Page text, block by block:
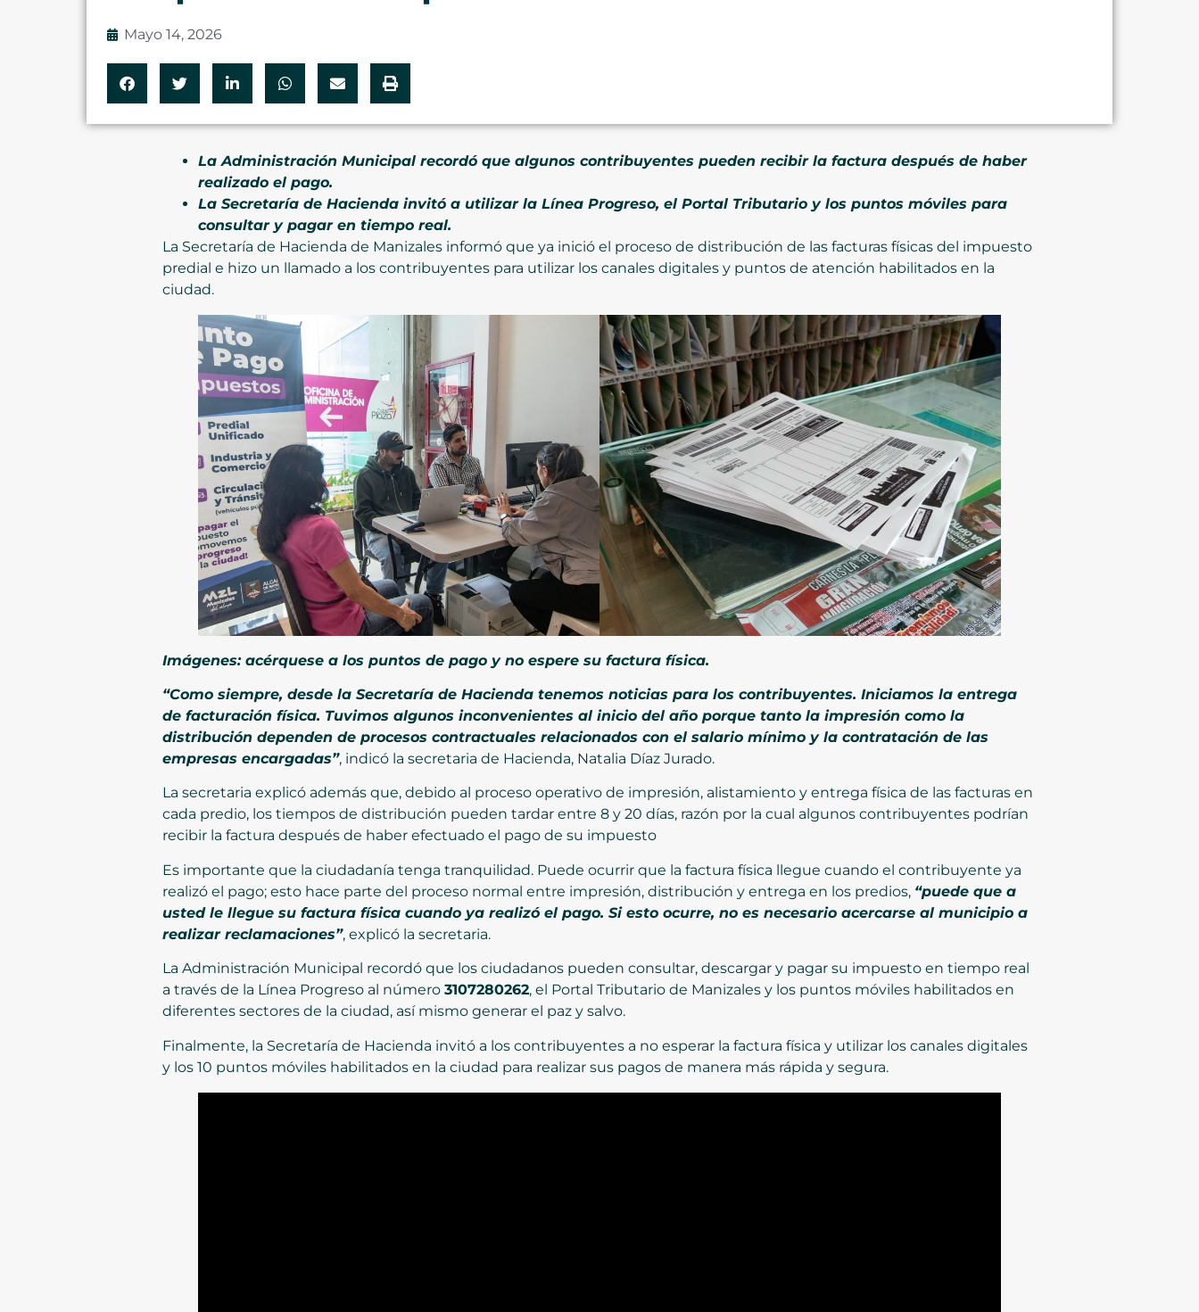
Mayo 14, 2026
La Administración Municipal recordó que algunos contribuyentes pueden recibir la factura después de haber
realizado el pago.
La Secretaría de Hacienda invitó a utilizar la Línea Progreso, el Portal Tributario y los puntos móviles para
consultar y pagar en tiempo real.
La Secretaría de Hacienda de Manizales informó que ya inició el proceso de distribución de las facturas físicas del impuesto
predial e hizo un llamado a los contribuyentes para utilizar los canales digitales y puntos de atención habilitados en la
ciudad.
Imágenes: acérquese a los puntos de pago y no espere su factura física.
“Como siempre, desde la Secretaría de Hacienda tenemos noticias para los contribuyentes. Iniciamos la entrega
de facturación física. Tuvimos algunos inconvenientes al inicio del año porque tanto la impresión como la
distribución dependen de procesos contractuales relacionados con el salario mínimo y la contratación de las
empresas encargadas”, indicó la secretaria de Hacienda, Natalia Díaz Jurado.
La secretaria explicó además que, debido al proceso operativo de impresión, alistamiento y entrega física de las facturas en
cada predio, los tiempos de distribución pueden tardar entre 8 y 20 días, razón por la cual algunos contribuyentes podrían
recibir la factura después de haber efectuado el pago de su impuesto
Es importante que la ciudadanía tenga tranquilidad. Puede ocurrir que la factura física llegue cuando el contribuyente ya
realizó el pago; esto hace parte del proceso normal entre impresión, distribución y entrega en los predios, “puede que a
usted le llegue su factura física cuando ya realizó el pago. Si esto ocurre, no es necesario acercarse al municipio a
realizar reclamaciones”, explicó la secretaria.
La Administración Municipal recordó que los ciudadanos pueden consultar, descargar y pagar su impuesto en tiempo real
a través de la Línea Progreso al número 3107280262, el Portal Tributario de Manizales y los puntos móviles habilitados en
diferentes sectores de la ciudad, así mismo generar el paz y salvo.
Finalmente, la Secretaría de Hacienda invitó a los contribuyentes a no esperar la factura física y utilizar los canales digitales
y los 10 puntos móviles habilitados en la ciudad para realizar sus pagos de manera más rápida y segura.